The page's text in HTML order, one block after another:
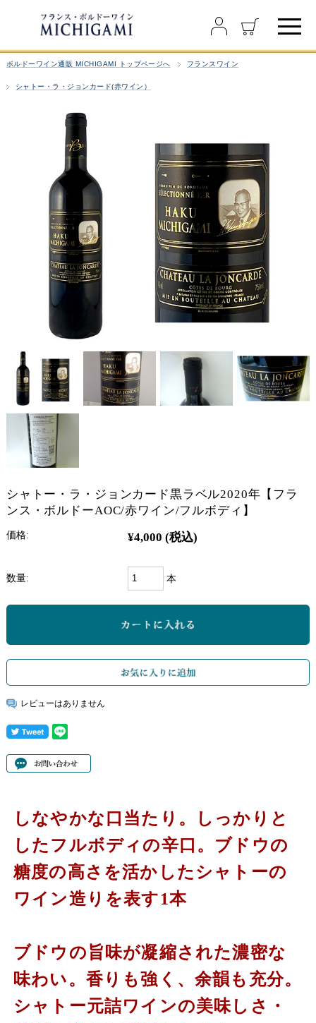
ボルドーワイン通販 MICHIGAMI トップページへ フランスワイン
シャトー・ラ・ジョンカード(赤ワイン）
シャトー・ラ・ジョンカード黒ラベル2020年【フラ
ンス・ボルドーAOC/赤ワイン/フルボディ】
価格: ¥4,000 (税込)
数量: 本
レビューはありません
しなやかな口当たり。しっかりと
したフルボディの辛口。ブドウの
糖度の高さを活かしたシャトーの
ワイン造りを表す1本
ブドウの旨味が凝縮された濃密な
味わい。香りも強く、余韻も充分。
シャトー元詰ワインの美味しさ・